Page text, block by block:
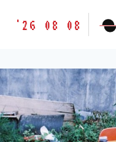
胶
味
道
LETSFILM
'26 08 08